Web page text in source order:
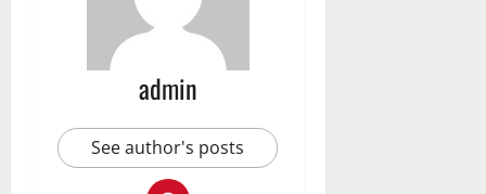
admin
See author's posts